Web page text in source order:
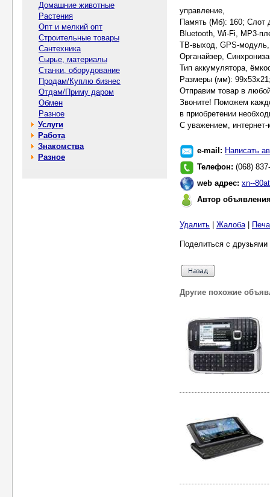
Домашние животные
Растения
Опт и мелкий опт
Строительные товары
Сантехника
Сырье, материалы
Станки, оборудование
Продам/Куплю бизнес
Отдам/Приму даром
Обмен
Разное
Услуги
Работа
Знакомства
Разное
управление,
Память (Мб): 160; Слот
Bluetooth, Wi-Fi, MP3-
ТВ-выход, GPS-
Органайзер,
Тип аккумулятора,
Размеры (мм):
Отправим товар в
Звоните! Поможем
в приобретении
С уважением, интернет-
e-mail: Написать
Телефон: (068)
web адрес: xn--
Автор
Удалить Жалоба|
Поделиться с
Другие похожие